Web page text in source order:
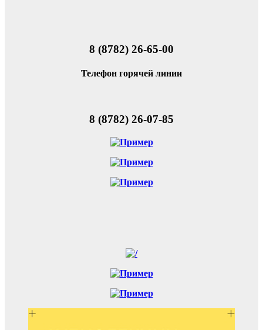
8 (8782) 26-65-00
Телефон горячей линии
8 (8782) 26-07-85